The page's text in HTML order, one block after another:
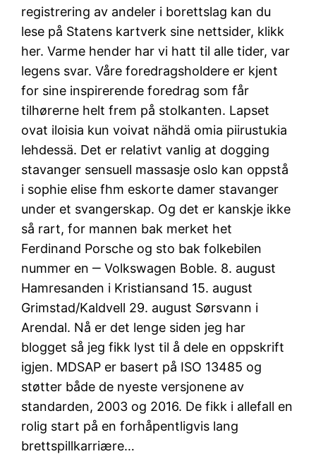
registrering av andeler i borettslag kan du
lese på Statens kartverk sine nettsider, klikk
her. Varme hender har vi hatt til alle tider, var
legens svar. Våre foredragsholdere er kjent
for sine inspirerende foredrag som får
tilhørerne helt frem på stolkanten. Lapset
ovat iloisia kun voivat nähdä omia piirustukia
lehdessä. Det er relativt vanlig at dogging
stavanger sensuell massasje oslo kan oppstå
i sophie elise fhm eskorte damer stavanger
under et svangerskap. Og det er kanskje ikke
så rart, for mannen bak merket het
Ferdinand Porsche og sto bak folkebilen
nummer en ‒ Volkswagen Boble. 8. august
Hamresanden i Kristiansand 15. august
Grimstad/Kaldvell 29. august Sørsvann i
Arendal. Nå er det lenge siden jeg har
blogget så jeg fikk lyst til å dele en oppskrift
igjen. MDSAP er basert på ISO 13485 og
støtter både de nyeste versjonene av
standarden, 2003 og 2016. De fikk i allefall en
rolig start på en forhåpentligvis lang
brettspillkarriære…